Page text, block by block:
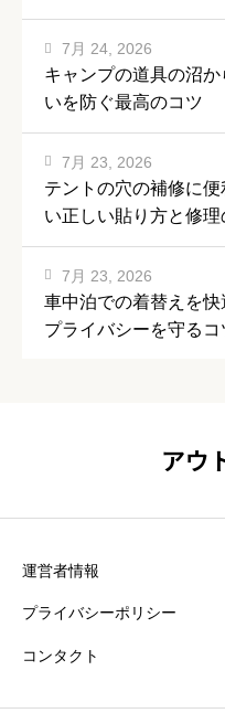
キャンプの道具の沼
いを防ぐ最高のコツ
7月 24, 2026
テントの穴の補修に
い正しい貼り方と修理
7月 23, 2026
車中泊での着替えを
プライバシーを守るコ
7月 23, 2026
アウ
運営者情報
プライバシーポリシー
コンタクト